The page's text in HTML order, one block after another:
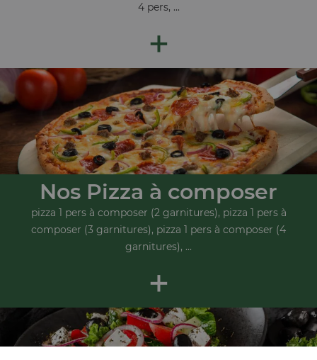
4 pers, ...
+
Nos Pizza à composer
pizza 1 pers à composer (2 garnitures), pizza 1 pers à
composer (3 garnitures), pizza 1 pers à composer (4
garnitures), ...
+